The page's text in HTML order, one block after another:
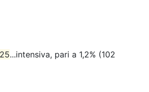
25...intensiva, pari a 1,2% (102